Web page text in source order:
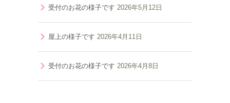
受付のお花の様子です 2026年5月12日
屋上の様子です 2026年4月11日
受付のお花の様子です 2026年4月8日